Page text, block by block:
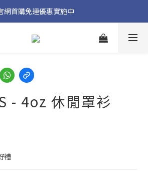
入官方 LINE 獲取隱藏好禮
網首購免運優惠實施中
入官方 LINE 獲取隱藏好禮
- 4oz 休閒罩衫
禮